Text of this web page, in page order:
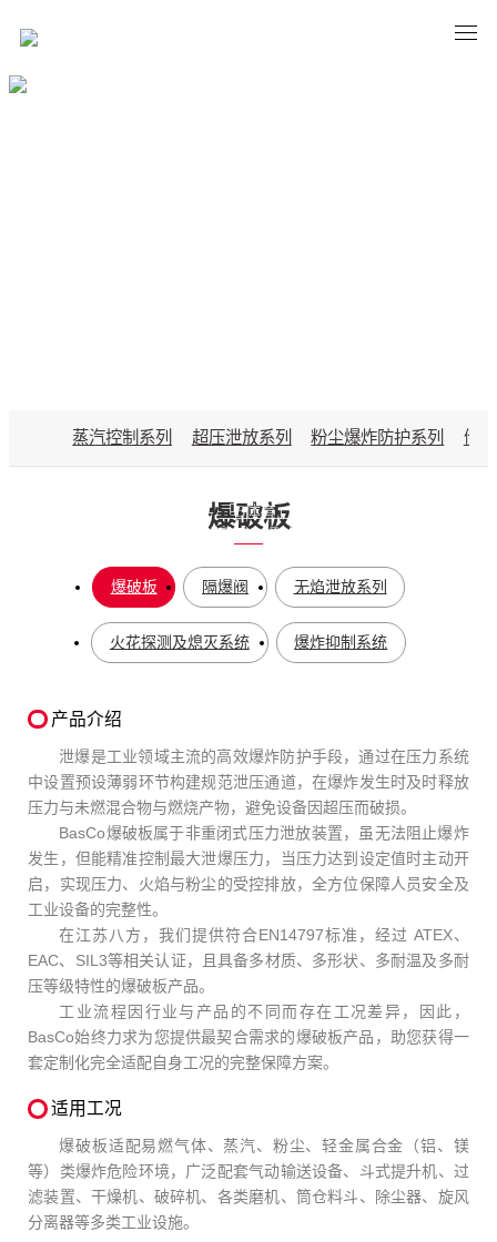
PRODUCTS
「B体育」-「中国」官网
-「B体育」-「中国」官网
防护系列
- 爆破板
蒸汽控制系列 超压泄放系列 粉尘爆炸防护系列 储
爆破板
爆破板 隔爆阀 无焰泄放系列
火花探测及熄灭系统 爆炸抑制系统
产品介绍
泄爆是工业领域主流的高效爆炸防护手段，通过在压力系统
中设置预设薄弱环节构建规范泄压通道，在爆炸发生时及时释放
压力与未燃混合物与燃烧产物，避免设备因超压而破损。
BasCo爆破板属于非重闭式压力泄放装置，虽无法阻止爆炸
发生，但能精准控制最大泄爆压力，当压力达到设定值时主动开
启，实现压力、火焰与粉尘的受控排放，全方位保障人员安全及
工业设备的完整性。
在江苏八方，我们提供符合EN14797标准，经过 ATEX、
EAC、SIL3等相关认证，且具备多材质、多形状、多耐温及多耐
压等级特性的爆破板产品。
工业流程因行业与产品的不同而存在工况差异，因此，
BasCo始终力求为您提供最契合需求的爆破板产品，助您获得一
套定制化完全适配自身工况的完整保障方案。
适用工况
爆破板适配易燃气体、蒸汽、粉尘、轻金属合金（铝、镁
等）类爆炸危险环境，广泛配套气动输送设备、斗式提升机、过
滤装置、干燥机、破碎机、各类磨机、筒仓料斗、除尘器、旋风
分离器等多类工业设施。